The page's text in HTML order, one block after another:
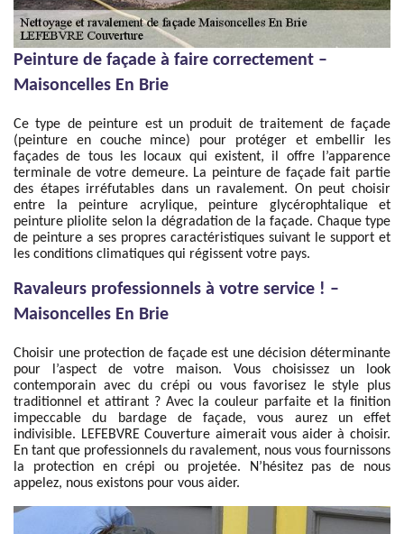
Peinture de façade à faire correctement –
Maisoncelles En Brie
Ce type de peinture est un produit de traitement de façade
(peinture en couche mince) pour protéger et embellir les
façades de tous les locaux qui existent, il offre l’apparence
terminale de votre demeure. La peinture de façade fait partie
des étapes irréfutables dans un ravalement. On peut choisir
entre la peinture acrylique, peinture glycérophtalique et
peinture pliolite selon la dégradation de la façade. Chaque type
de peinture a ses propres caractéristiques suivant le support et
les conditions climatiques qui régissent votre pays.
Ravaleurs professionnels à votre service ! –
Maisoncelles En Brie
Choisir une protection de façade est une décision déterminante
pour l’aspect de votre maison. Vous choisissez un look
contemporain avec du crépi ou vous favorisez le style plus
traditionnel et attirant ? Avec la couleur parfaite et la finition
impeccable du bardage de façade, vous aurez un effet
indivisible. LEFEBVRE Couverture aimerait vous aider à choisir.
En tant que professionnels du ravalement, nous vous fournissons
la protection en crépi ou projetée. N’hésitez pas de nous
appelez, nous existons pour vous aider.